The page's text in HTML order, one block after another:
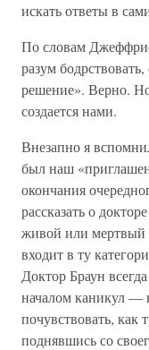
искать ответы в
По словам
разум
решение». Верно.
создается нами.
Внезапно я
был наш
окончания
рассказать о
живой или мертвый
входит в ту
Доктор Браун
началом каникул
почувствовать, как
поднявшись со